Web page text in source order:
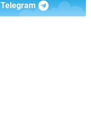
Telegram